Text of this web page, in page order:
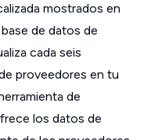
mostrados en
de datos de
cada seis
proveedores en tu
de
los datos de